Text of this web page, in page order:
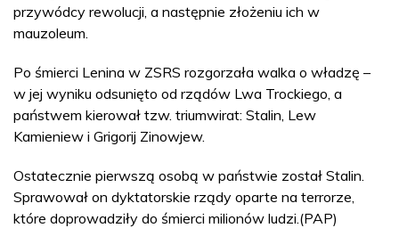
przywódcy rewolucji, a następnie złożeniu ich w
mauzoleum.
Po śmierci Lenina w ZSRS rozgorzała walka o władzę –
w jej wyniku odsunięto od rządów Lwa Trockiego, a
państwem kierował tzw. triumwirat: Stalin, Lew
Kamieniew i Grigorij Zinowjew.
Ostatecznie pierwszą osobą w państwie został Stalin.
Sprawował on dyktatorskie rządy oparte na terrorze,
które doprowadziły do śmierci milionów ludzi.(PAP)